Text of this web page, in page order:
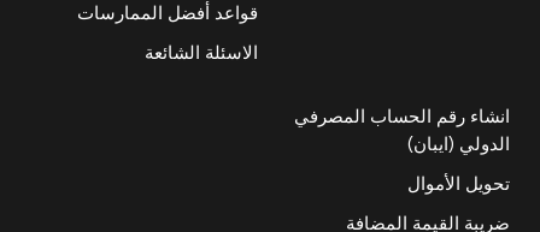
قواعد أفضل الممارسات
الاسئلة الشائعة
انشاء رقم الحساب المصرفي
الدولي (ايبان)
تحويل الأموال
ضريبة القيمة المضافة